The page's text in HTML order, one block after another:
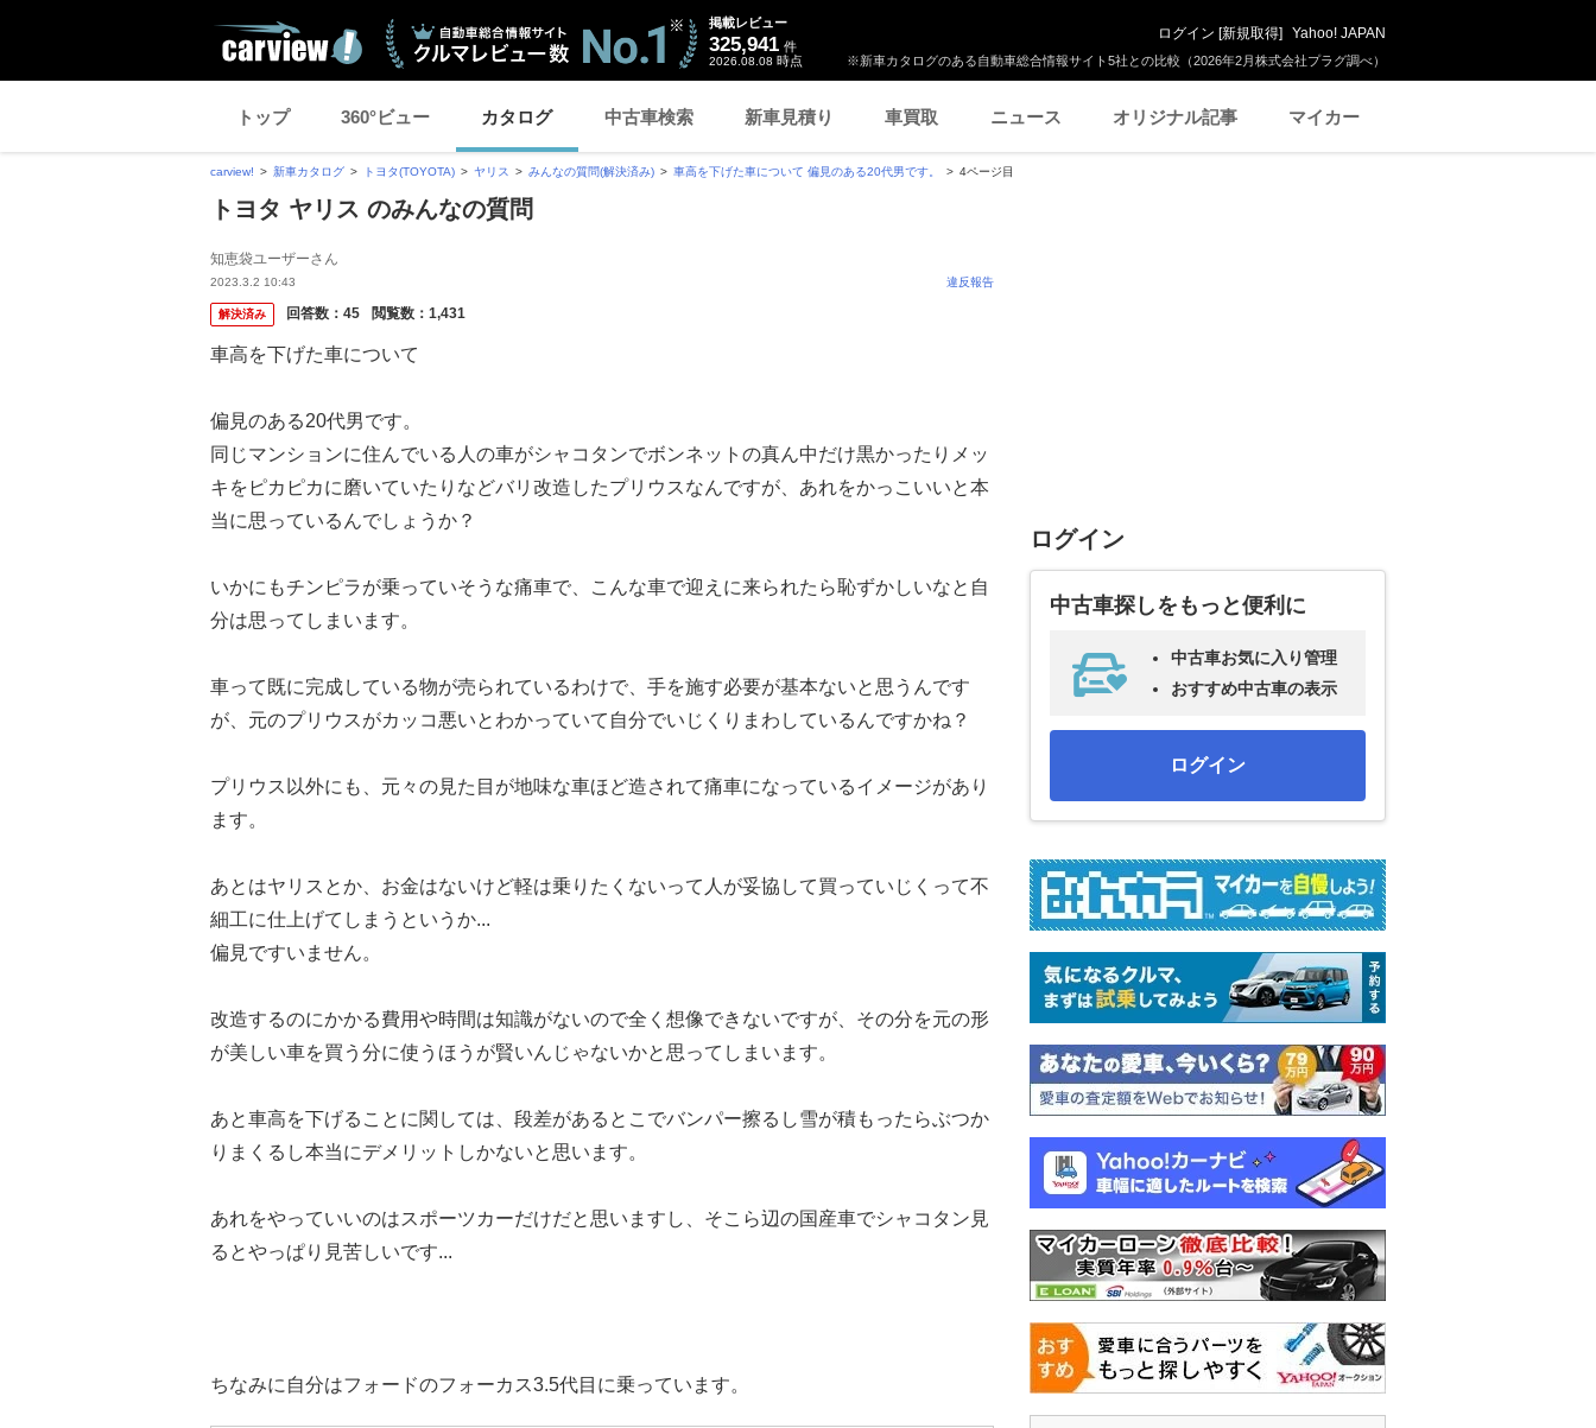
※新車カタログのある自動車総合情報サイト5社との比較（2026年2月株式会社プラグ調べ）
掲載レビュー
325,941 件
2026.08.08 時点
ログイン [新規取得] Yahoo! JAPAN
トップ 360°ビュー カタログ 中古車検索 新車見積り 車買取 ニュース オリジナル記事 マイカー
carview! 新車カタログ トヨタ(TOYOTA) ヤリス みんなの質問(解決済み) 車高を下げた車について 偏見のある20代男です。 4ページ目
トヨタ ヤリス のみんなの質問
知恵袋ユーザーさん
2023.3.2 10:43 違反報告
解決済み 回答数： 45 閲覧数： 1,431
車高を下げた車について
偏見のある20代男です。
同じマンションに住んでいる人の車がシャコタンでボンネットの真ん中だけ黒かったりメッ
キをピカピカに磨いていたりなどバリ改造したプリウスなんですが、あれをかっこいいと本
当に思っているんでしょうか？
いかにもチンピラが乗っていそうな痛車で、こんな車で迎えに来られたら恥ずかしいなと自
分は思ってしまいます。
車って既に完成している物が売られているわけで、手を施す必要が基本ないと思うんです
が、元のプリウスがカッコ悪いとわかっていて自分でいじくりまわしているんですかね？
プリウス以外にも、元々の見た目が地味な車ほど造されて痛車になっているイメージがあり
ます。
あとはヤリスとか、お金はないけど軽は乗りたくないって人が妥協して買っていじくって不
細工に仕上げてしまうというか...
偏見ですいません。
改造するのにかかる費用や時間は知識がないので全く想像できないですが、その分を元の形
が美しい車を買う分に使うほうが賢いんじゃないかと思ってしまいます。
あと車高を下げることに関しては、段差があるとこでバンパー擦るし雪が積もったらぶつか
りまくるし本当にデメリットしかないと思います。
あれをやっていいのはスポーツカーだけだと思いますし、そこら辺の国産車でシャコタン見
るとやっぱり見苦しいです...
ちなみに自分はフォードのフォーカス3.5代目に乗っています。
ログイン
中古車探しをもっと便利に
中古車お気に入り管理
おすすめ中古車の表示
ログイン